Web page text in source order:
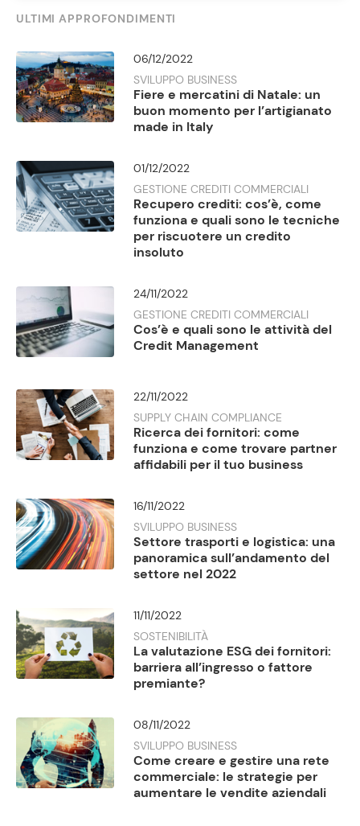
ULTIMI APPROFONDIMENTI
06/12/2022
SVILUPPO BUSINESS
Fiere e mercatini di Natale: un
buon momento per l’artigianato
made in Italy
01/12/2022
GESTIONE CREDITI COMMERCIALI
Recupero crediti: cos’è, come
funziona e quali sono le tecniche
per riscuotere un credito
insoluto
24/11/2022
GESTIONE CREDITI COMMERCIALI
Cos’è e quali sono le attività del
Credit Management
22/11/2022
SUPPLY CHAIN COMPLIANCE
Ricerca dei fornitori: come
funziona e come trovare partner
affidabili per il tuo business
16/11/2022
SVILUPPO BUSINESS
Settore trasporti e logistica: una
panoramica sull’andamento del
settore nel 2022
11/11/2022
SOSTENIBILITÀ
La valutazione ESG dei fornitori:
barriera all’ingresso o fattore
premiante?
08/11/2022
SVILUPPO BUSINESS
Come creare e gestire una rete
commerciale: le strategie per
aumentare le vendite aziendali